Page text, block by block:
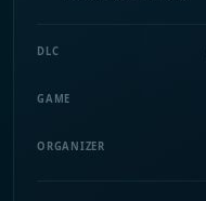
DLC
GAME
ORGANIZER